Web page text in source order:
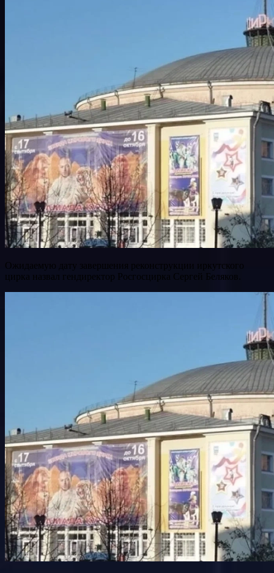
Ожидаемую дату завершения реконструкции иркутского
цирка назвал гендиректор Росгосцирка Сергей Беляков.